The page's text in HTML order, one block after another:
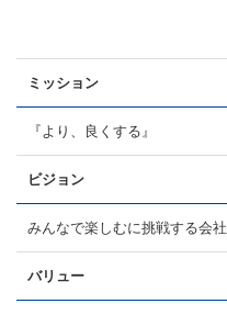
ミッション
『より、良くする』
ビジョン
みんなで楽しむに挑戦する会社
バリュー